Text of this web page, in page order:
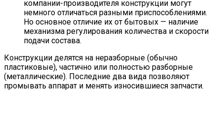
компании-производителя конструкции могут
немного отличаться разными приспособлениями.
Но основное отличие их от бытовых — наличие
механизма регулирования количества и скорости
подачи состава.
Конструкции делятся на неразборные (обычно
пластиковые), частично или полностью разборные
(металлические). Последние два вида позволяют
промывать аппарат и менять износившиеся запчасти.